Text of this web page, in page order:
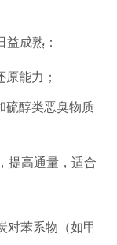
成熟：
原能力；
硫醇类恶臭物质
提高通量，适合
对苯系物（如甲